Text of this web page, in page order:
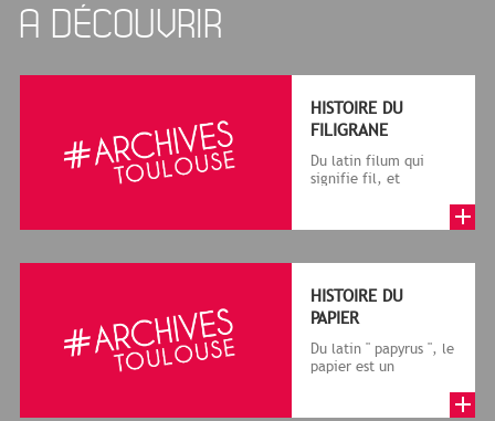
A DÉCOUVRIR
HISTOIRE DU
FILIGRANE
Du latin filum qui
signifie fil, et
le cadre de la f...
HISTOIRE DU
PAPIER
Du latin " papyrus ", le
papier est un